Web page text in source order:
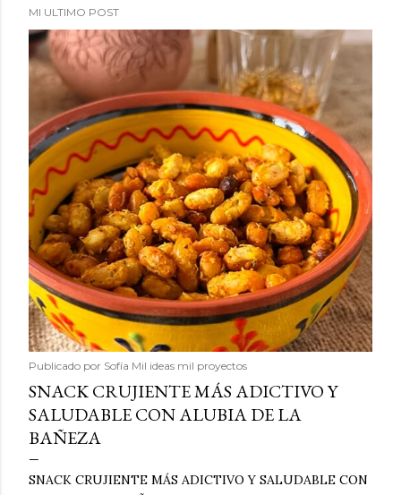
MI ULTIMO POST
Publicado por Sofía Mil ideas mil proyectos
SNACK CRUJIENTE MÁS ADICTIVO Y
SALUDABLE CON ALUBIA DE LA
BAÑEZA
SNACK CRUJIENTE MÁS ADICTIVO Y SALUDABLE CON